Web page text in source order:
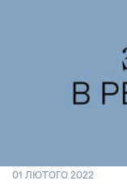
01 ЛЮТОГО 2022